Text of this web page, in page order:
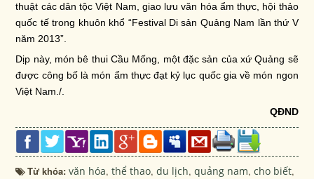
thuật các dân tộc Việt Nam, giao lưu văn hóa ẩm thực, hội thảo
quốc tế trong khuôn khổ “Festival Di sản Quảng Nam lần thứ V
năm 2013”.
Dịp này, món bê thui Cầu Mống, một đặc sản của xứ Quảng sẽ
được công bố là món ẩm thực đạt kỷ lục quốc gia về món ngon
Việt Nam./.
QĐND
Từ khóa:văn hóa,thể thao,du lịch,quảng nam,cho biết,